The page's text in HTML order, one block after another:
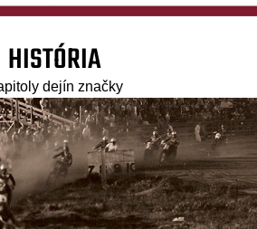
HISTÓRIA
dejín značky